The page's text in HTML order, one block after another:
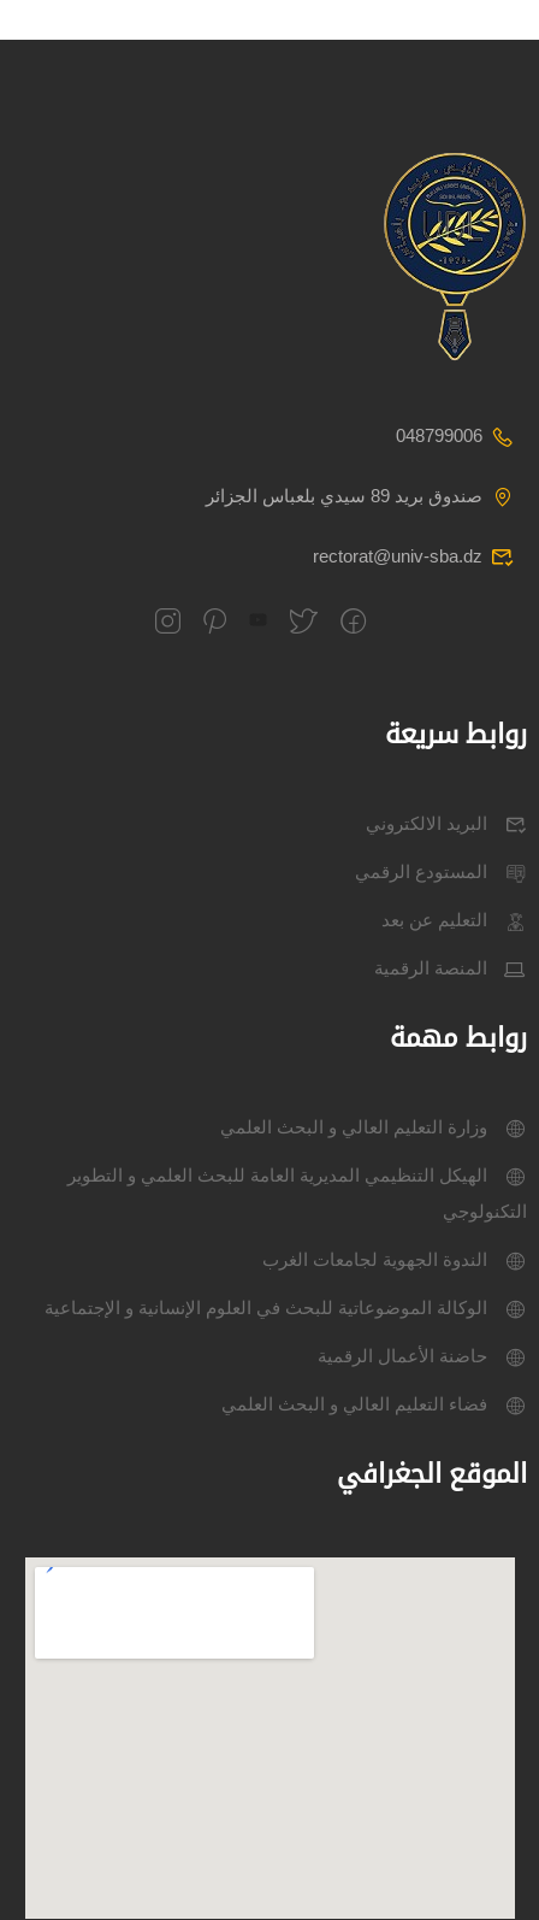
048799006
صندوق بريد 89 سيدي بلعباس الجزائر
rectorat@univ-sba.dz
روابط سريعة
البريد الالكتروني
المستودع الرقمي
التعليم عن بعد
المنصة الرقمية
روابط مهمة
وزارة التعليم العالي و البحث العلمي
الهيكل التنظيمي المديرية العامة للبحث العلمي و التطوير
التكنولوجي
الندوة الجهوية لجامعات الغرب
الوكالة الموضوعاتية للبحث في العلوم الإنسانية و الإجتماعية
حاضنة الأعمال الرقمية
فضاء التعليم العالي و البحث العلمي
الموقع الجغرافي